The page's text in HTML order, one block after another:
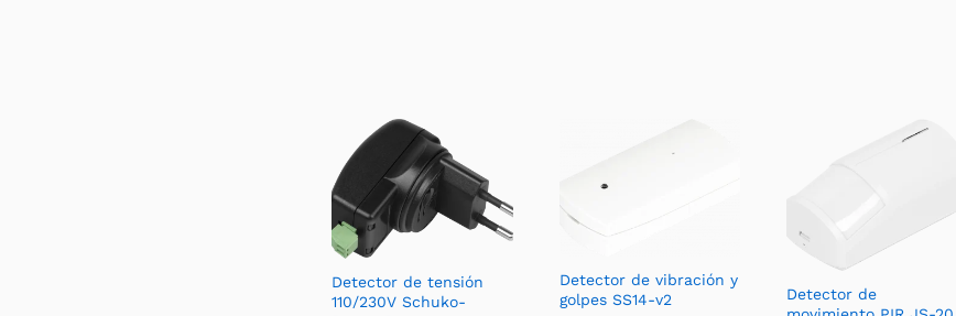
Detector de tensión
110/230V Schuko-
Detector de vibración y
golpes SS14-v2
Detector de